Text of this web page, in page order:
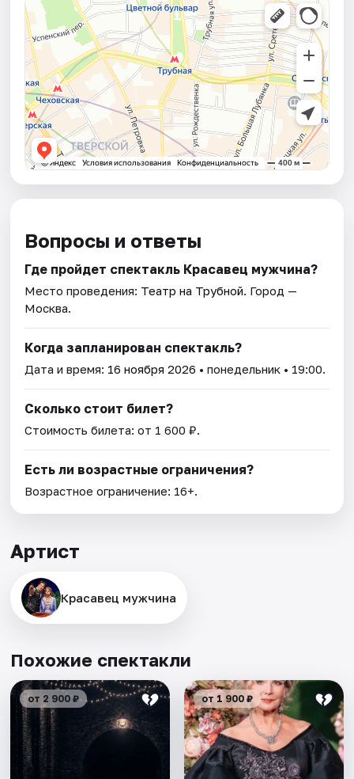
Вопросы и ответы
Где пройдет спектакль Красавец мужчина?
Место проведения: Театр на Трубной. Город —
Москва.
Когда запланирован спектакль?
Дата и время: 16 ноября 2026 • понедельник • 19:00.
Сколько стоит билет?
Стоимость билета: от 1 600 ₽.
Есть ли возрастные ограничения?
Возрастное ограничение: 16+.
Артист
Красавец мужчина
Похожие спектакли
от 2 900 ₽ от 1 900 ₽